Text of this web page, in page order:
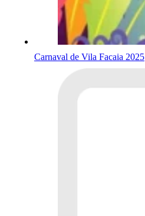
Carnaval de Vila Facaia 2025